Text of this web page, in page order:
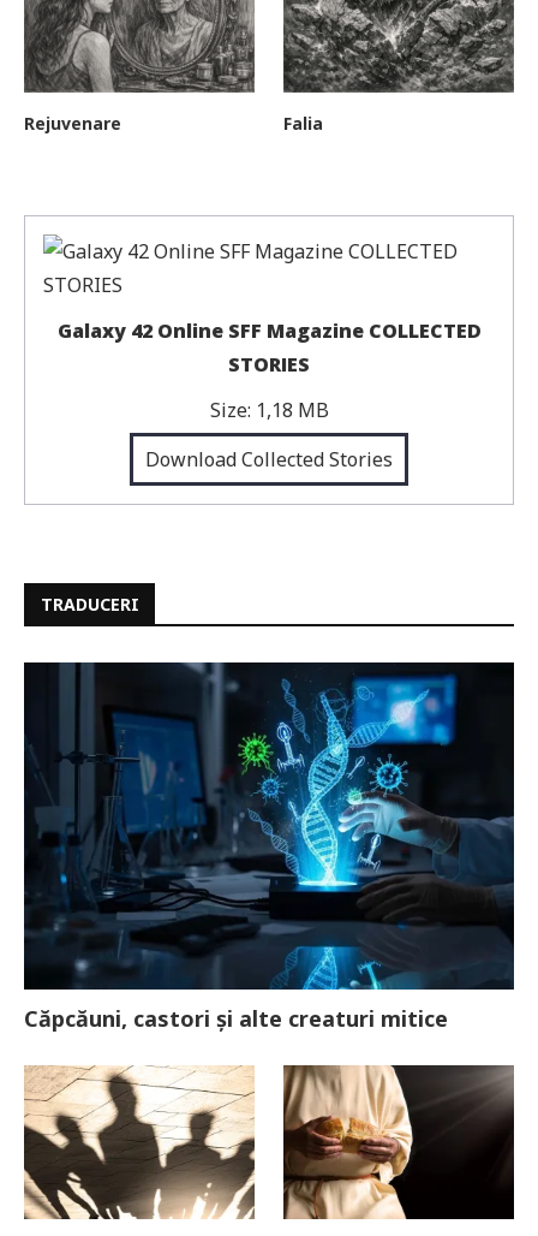
Rejuvenare Falia
Galaxy 42 Online SFF Magazine COLLECTED
STORIES
Size: 1,18 MB
Download Collected Stories
TRADUCERI
Căpcăuni, castori și alte creaturi mitice